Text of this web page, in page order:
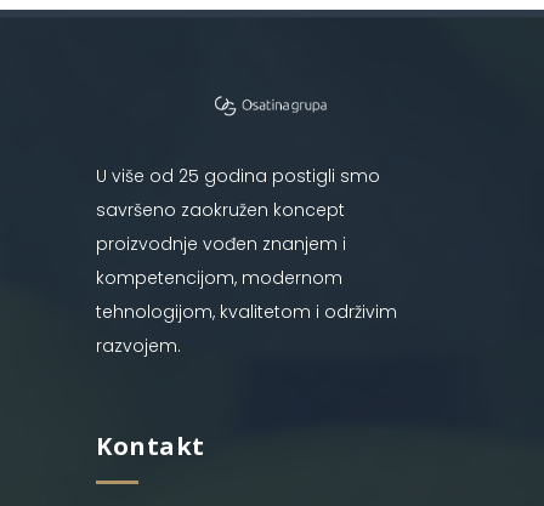
U više od 25 godina postigli smo
savršeno zaokružen koncept
proizvodnje vođen znanjem i
kompetencijom, modernom
tehnologijom, kvalitetom i održivim
razvojem.
Kontakt